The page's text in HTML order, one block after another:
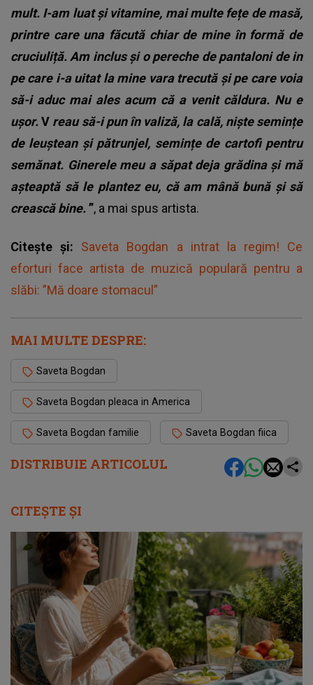
DISTRIBUIE ARTICOLUL
mult. I-am luat și vitamine, mai multe fețe de masă,
printre care una făcută chiar de mine în formă de
cruciuliță. Am inclus și o pereche de pantaloni de in
pe care i-a uitat la mine vara trecută și pe care voia
să-i aduc mai ales acum că a venit căldura. Nu e
ușor.V reau să-i pun în valiză, la cală, niște semințe
de leuștean și pătrunjel, semințe de cartofi pentru
semănat. Ginerele meu a săpat deja grădina și mă
așteaptă să le plantez eu, că am mână bună și să
crească bine.”, a mai spus artista.
Citește și: Saveta Bogdan a intrat la regim! Ce
eforturi face artista de muzică populară pentru a
slăbi: ”Mă doare stomacul”
MAI MULTE DESPRE:
Saveta Bogdan
Saveta Bogdan pleaca in America
Saveta Bogdan familie Saveta Bogdan fiica
CITEȘTE ȘI